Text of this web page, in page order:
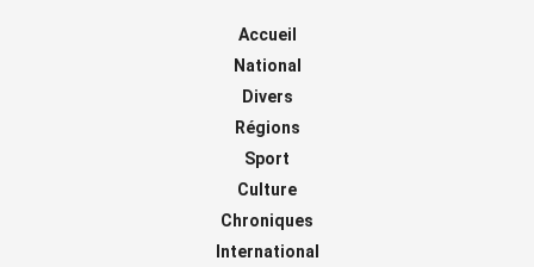
Accueil
National
Divers
Régions
Sport
Culture
Chroniques
International